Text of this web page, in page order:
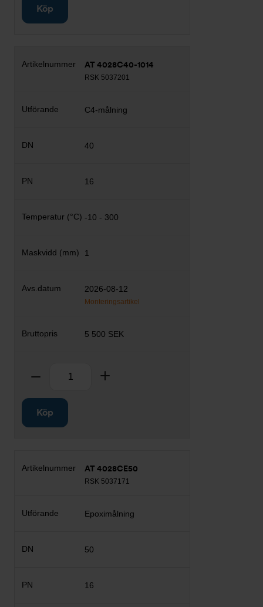
Köp
AT 4028C40-1014
RSK 5037201
C4-målning
40
16
-10 - 300
1
2026-08-12
Monteringsartikel
5 500 SEK
Ta bort
Köp
AT 4028CE50
RSK 5037171
Epoximålning
50
16